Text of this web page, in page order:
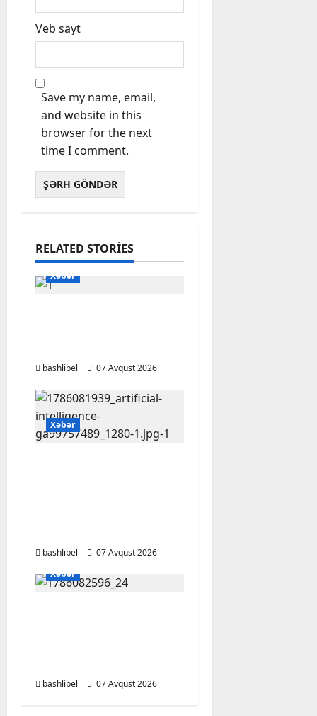
Veb sayt
Save my name, email,
and website in this
browser for the next
time I comment.
RELATED STORIES
Xəbər
bashlibel 07 Avqust 2026
Xəbər
bashlibel
07 Avqust 2026
Xəbər
bashlibel 07 Avqust 2026